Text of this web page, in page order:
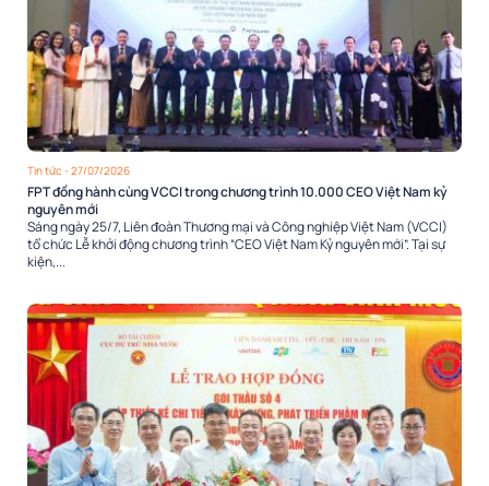
Tin tức - 27/07/2026
FPT đồng hành cùng VCCI trong chương trình 10.000 CEO Việt Nam kỷ
nguyên mới
Sáng ngày 25/7, Liên đoàn Thương mại và Công nghiệp Việt Nam (VCCI)
tổ chức Lễ khởi động chương trình “CEO Việt Nam Kỷ nguyên mới”. Tại sự
kiện,...